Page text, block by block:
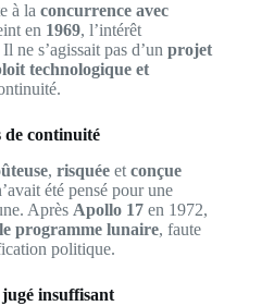
à la concurrence avec
en 1969, l’intérêt
ne s’agissait pas d’un projet
technologique et
de continuité
, risquée et conçue
été pensé pour une
Après Apollo 17 en 1972,
programme lunaire, faute
politique.
insuffisant